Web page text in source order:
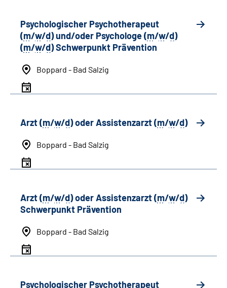
Psychologischer Psychotherapeut
(m/w/d) und/oder Psychologe (m/w/d)
(m/w/d) Schwerpunkt Prävention
Boppard - Bad Salzig
Arzt (m/w/d) oder Assistenzarzt (m/w/d)
Boppard - Bad Salzig
Arzt (m/w/d) oder Assistenzarzt (m/w/d)
Schwerpunkt Prävention
Boppard - Bad Salzig
Psychologischer Psychotherapeut